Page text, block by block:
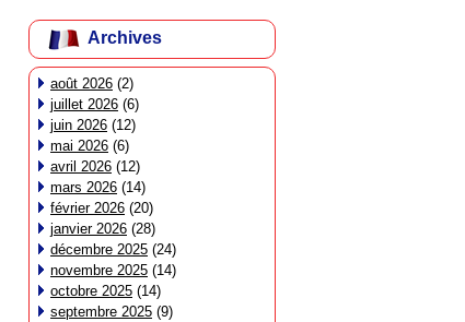
Archives
août 2026 (2)
juillet 2026 (6)
juin 2026 (12)
mai 2026 (6)
avril 2026 (12)
mars 2026 (14)
février 2026 (20)
janvier 2026 (28)
décembre 2025 (24)
novembre 2025 (14)
octobre 2025 (14)
septembre 2025 (9)